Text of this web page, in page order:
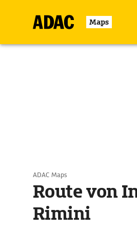
Maps
ADAC Maps
Route von
Rimini